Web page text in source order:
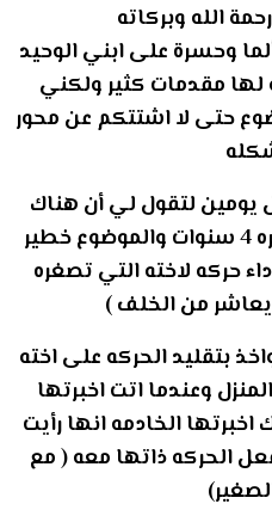
الله وبركاته
وحسرة على ابني الوحيد
لها مقدمات كثير ولكني
حتى لا اشتتكم عن محور
لتقول لي أن هناك
أمرا يخص ابني وابنها وعمره 4 سنوات والموضوع خطير
حركه لاخته التي تصغره
من الخلف )
بتقليد الحركه على اخته
وعندما اتت اخبرتها
الخادمه انها رأيت
الحركه ذاتها معه ( مع